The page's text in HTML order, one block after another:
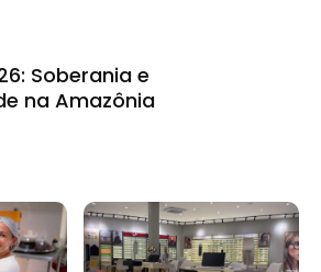
Soberania e
na Amazônia